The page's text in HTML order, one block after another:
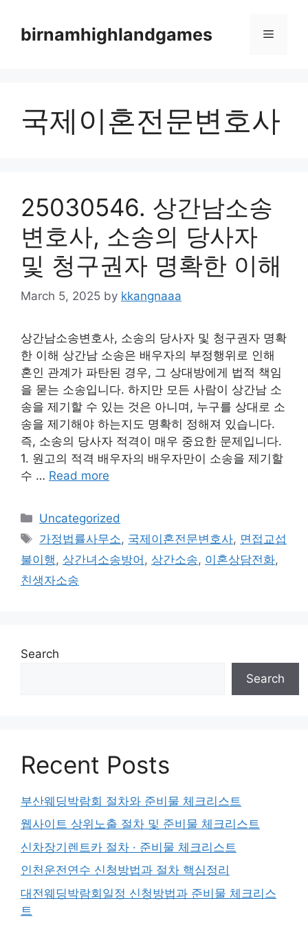
contentbirnamhighlandgames Menu
국제이혼전문변호사
25030546. 상간남소송
변호사, 소송의 당사자
및 청구권자 명확한 이해
March 5, 2025 by kkangnaaa
상간남소송변호사, 소송의 당사자 및 청구권자 명확
한 이해 상간남 소송은 배우자의 부정행위로 인해
혼인 관계가 파탄된 경우, 그 상대방에게 법적 책임
을 묻는 소송입니다. 하지만 모든 사람이 상간남 소
송을 제기할 수 있는 것은 아니며, 누구를 상대로 소
송을 제기해야 하는지도 명확히 정해져 있습니다.
즉, 소송의 당사자 적격이 매우 중요한 문제입니다.
1. 원고의 적격 배우자의 배우자만이 소송을 제기할
수 … Read more
Categories
Uncategorized
Tags
가정법률사무소, 국제이혼전문변호사, 면접교섭
불이행 , 상간녀소송방어 , 상간소송, 이혼상담전화,
친생자소송
Search
Search
Recent Posts
부산웨딩박람회 절차와 준비물 체크리스트
웹사이트 상위노출 절차 및 준비물 체크리스트
신차장기렌트카 절차 · 준비물 체크리스트
인천운전연수 신청방법과 절차 핵심정리
대전웨딩박람회일정 신청방법과 준비물 체크리스
트